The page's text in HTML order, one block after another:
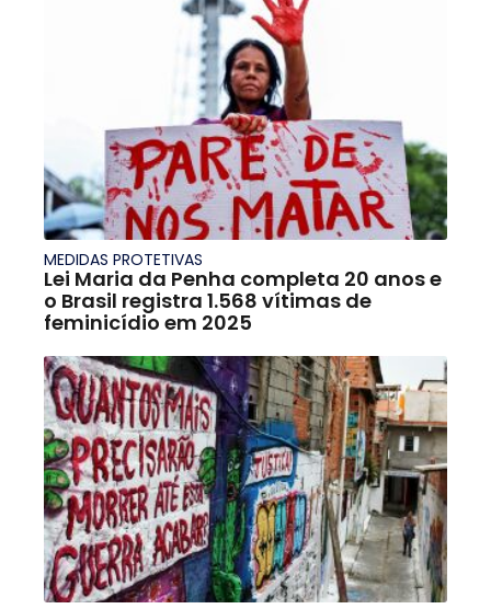
MEDIDAS PROTETIVAS
Lei Maria da Penha completa 20 anos e
o Brasil registra 1.568 vítimas de
feminicídio em 2025